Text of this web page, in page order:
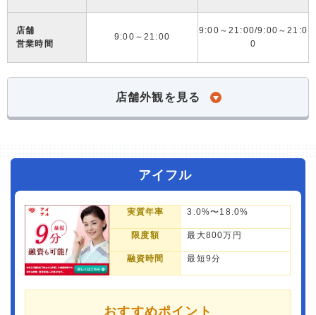
店舗
営業時間
9:00～21:00
9:00～21:00/9:00～21:0
0
店舗外観を見る
アイフル
実質年率 3.0%〜18.0%
限度額 最大800万円
融資時間 最短9分
おすすめポイント